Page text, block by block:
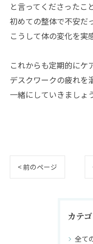
と言ってくださったこ
初めての整体で不安だ
こうして体の変化を実
これからも定期的にケ
デスクワークの疲れを
一緒にしていきましょ
< 前のページ
カテ
全て